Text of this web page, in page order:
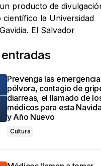
producto de
científico la Universidad
El Salvador
entradas
Prevenga las
pólvora, contagio de
diarreas, el llamado de
médicos para esta
y Año Nuevo
Cultura